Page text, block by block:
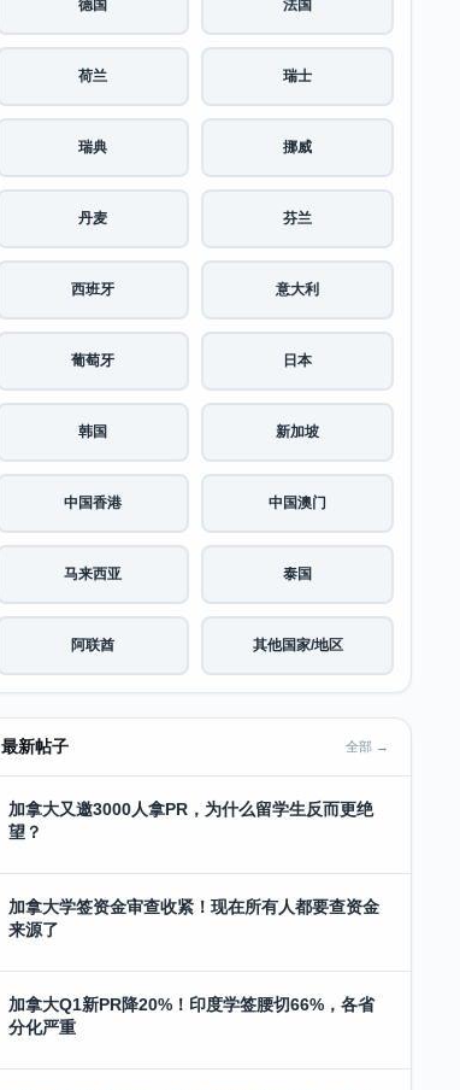
德国 法国
荷兰 瑞士
瑞典 挪威
丹麦 芬兰
西班牙 意大利
葡萄牙 日本
韩国 新加坡
中国香港 中国澳门
马来西亚 泰国
阿联酋 其他国家/地区
最新帖子 全部 →
加拿大又邀3000人拿PR，为什么留学生反而更绝
望？
加拿大学签资金审查收紧！现在所有人都要查资金
来源了
加拿大Q1新PR降20%！印度学签腰切66%，各省
分化严重